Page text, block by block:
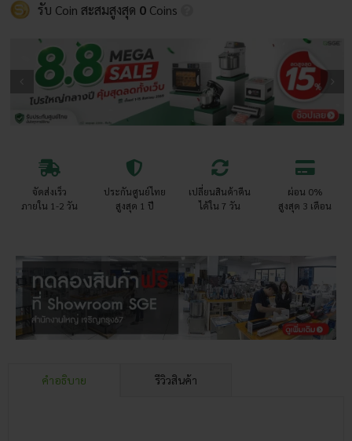
ชิ้น
รับ Coin สะสมสูงสุด 0 Coins
จัดส่งเร็ว
ภายใน 1-2 วัน
ประกันศูนย์ไทย
สูงสุด 1 ปี
เปลี่ยนสินค้าคืน
ได้ใน 7 วัน
ผ่อน 0%
สูงสุด 3 เดือน
คำอธิบาย รีวิวสินค้า